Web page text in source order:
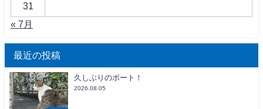
31
« 7月
最近の投稿
久しぶりのボート！
2026.08.05